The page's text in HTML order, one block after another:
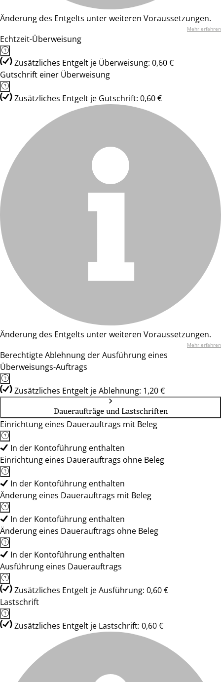
Änderung des Entgelts unter weiteren Voraussetzungen.
Mehr erfahren
Echtzeit-Überweisung
Zusätzliches Entgelt je Überweisung: 0,60 €
Gutschrift einer Überweisung
Zusätzliches Entgelt je Gutschrift: 0,60 €
Änderung des Entgelts unter weiteren Voraussetzungen.
Mehr erfahren
Berechtigte Ablehnung der Ausführung eines
Überweisungs-Auftrags
Zusätzliches Entgelt je Ablehnung: 1,20 €
Daueraufträge und Lastschriften
Einrichtung eines Dauerauftrags mit Beleg
In der Kontoführung enthalten
Einrichtung eines Dauerauftrags ohne Beleg
In der Kontoführung enthalten
Änderung eines Dauerauftrags mit Beleg
In der Kontoführung enthalten
Änderung eines Dauerauftrags ohne Beleg
In der Kontoführung enthalten
Ausführung eines Dauerauftrags
Zusätzliches Entgelt je Ausführung: 0,60 €
Lastschrift
Zusätzliches Entgelt je Lastschrift: 0,60 €